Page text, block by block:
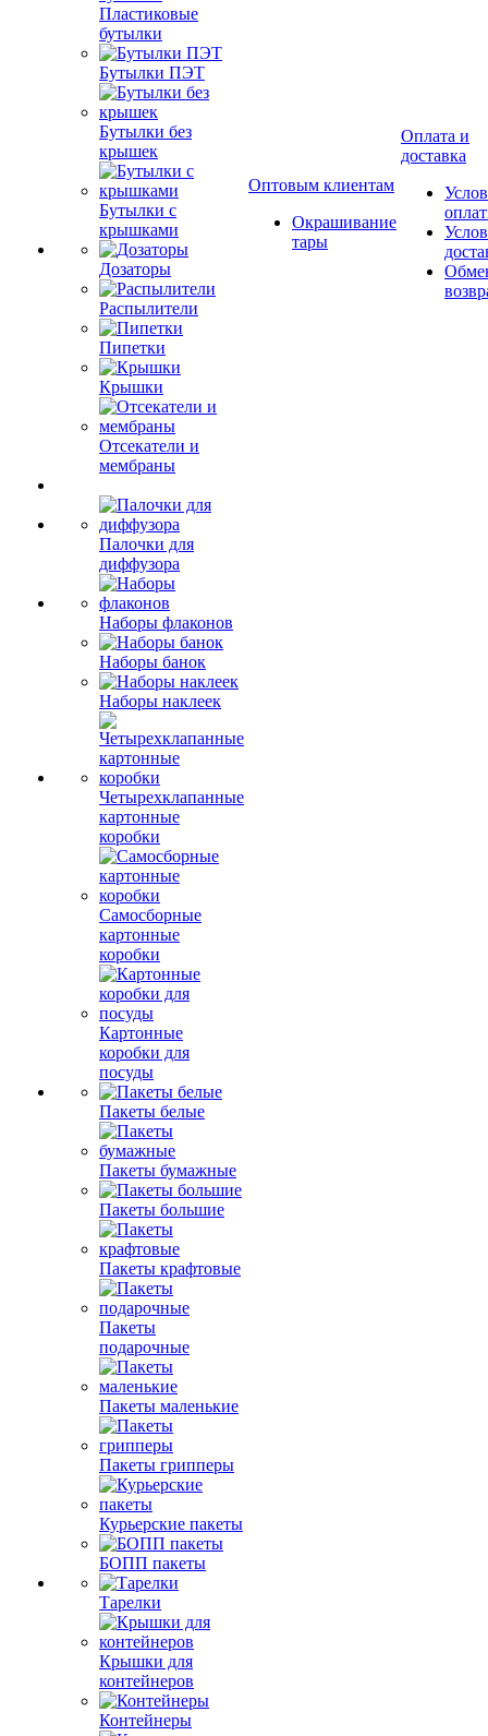
Пластиковые
бутылки
Бутылки ПЭТ
Бутылки без
крышек
Бутылки с
крышками
Дозаторы
Распылители
Пипетки
Крышки
Отсекатели и
мембраны
Палочки для
диффузора
Наборы флаконов
Наборы банок
Наборы наклеек
Четырехклапанные
картонные
коробки
Самосборные
картонные
коробки
Картонные
коробки для
посуды
Пакеты белые
Пакеты бумажные
Пакеты большие
Пакеты крафтовые
Пакеты
подарочные
Пакеты маленькие
Пакеты грипперы
Курьерские пакеты
БОПП пакеты
Тарелки
Крышки для
контейнеров
Контейнеры
Оптовым клиентам
Окрашивание
тары
Оплата и
доставка